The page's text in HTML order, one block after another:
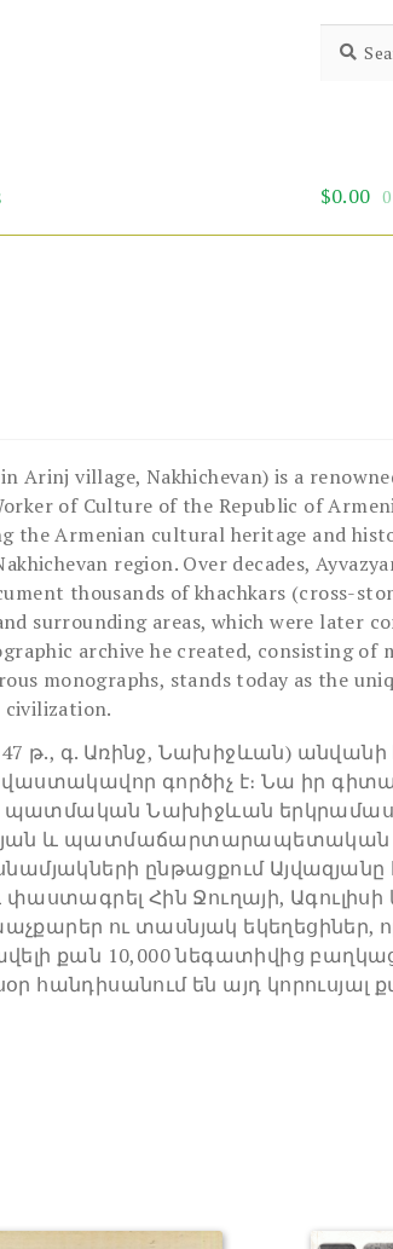
for:
$0.00
Arinj village, Nakhichevan) is a
of Culture of the Republic of
the Armenian cultural heritage and
region. Over decades,
thousands of khachkars (cross-
surrounding areas, which were later
archive he created, consisting of
monographs, stands today as the
civilization.
թ., գ. Առինջ, Նախիջևան)
գործիչ է։ Նա իր
է պատմական Նախիջևան
և պատմաճարտարապետական
ընթացքում Այվազյանը
փաստագրել Հին Ջուղայի,
ու տասնյակ եկեղեցիներ,
քան 10,000 նեգատիվից
հանդիսանում են այդ կորուսյալ